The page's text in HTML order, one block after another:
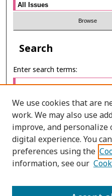
Search
Enter search terms:
Select context to search:
Advanced Search
We use cookies that are
work. We may also use
improve, and personalize
digital experience. You
preferences using the
information, see our